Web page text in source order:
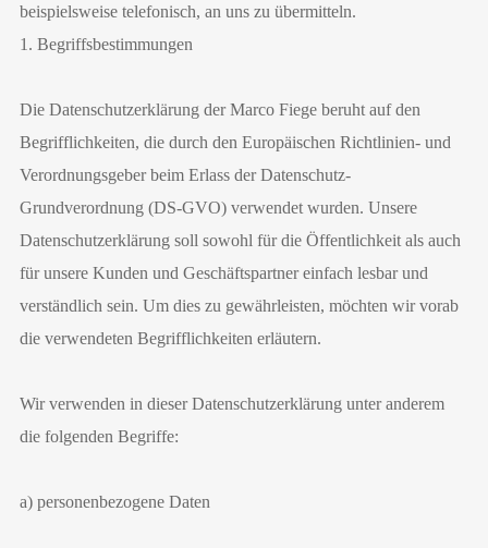
beispielsweise telefonisch, an uns zu übermitteln.
1. Begriffsbestimmungen
Die Datenschutzerklärung der Marco Fiege beruht auf den
Begrifflichkeiten, die durch den Europäischen Richtlinien- und
Verordnungsgeber beim Erlass der Datenschutz-
Grundverordnung (DS-GVO) verwendet wurden. Unsere
Datenschutzerklärung soll sowohl für die Öffentlichkeit als auch
für unsere Kunden und Geschäftspartner einfach lesbar und
verständlich sein. Um dies zu gewährleisten, möchten wir vorab
die verwendeten Begrifflichkeiten erläutern.
Wir verwenden in dieser Datenschutzerklärung unter anderem
die folgenden Begriffe:
a) personenbezogene Daten